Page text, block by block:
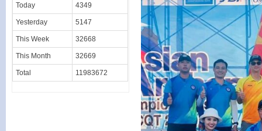
Today 4349
Yesterday 5147
This Week 32668
This Month 32669
Total 11983672